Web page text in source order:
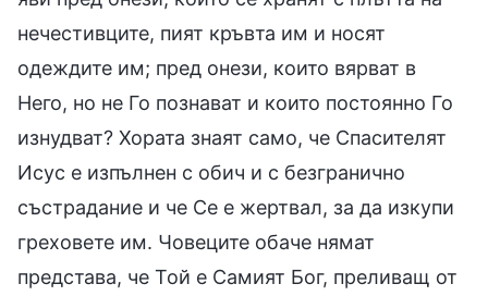
нечестивците, пият кръвта им и носят
одеждите им; пред онези, които вярват в
Него, но не Го познават и които постоянно Го
изнудват? Хората знаят само, че Спасителят
Исус е изпълнен с обич и с безгранично
състрадание и че Се е жертвал, за да изкупи
греховете им. Човеците обаче нямат
представа, че Той е Самият Бог, преливащ от